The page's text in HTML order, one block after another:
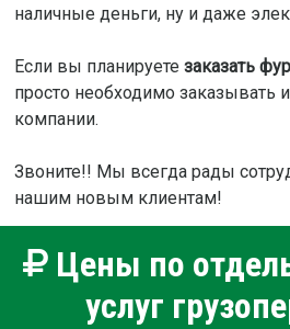
наличные деньги, ну и даже
Если вы планируете заказать
просто необходимо заказывать
компании.
Звоните!! Мы всегда рады
нашим новым клиентам!
Цены по
услуг